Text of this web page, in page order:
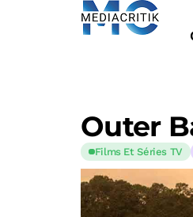
Outer
Films Et Séries TV